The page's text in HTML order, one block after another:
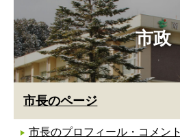
市政
市長のページ
市長のプロフィール・コメント